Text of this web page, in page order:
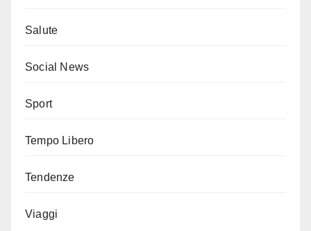
Salute
Social News
Sport
Tempo Libero
Tendenze
Viaggi